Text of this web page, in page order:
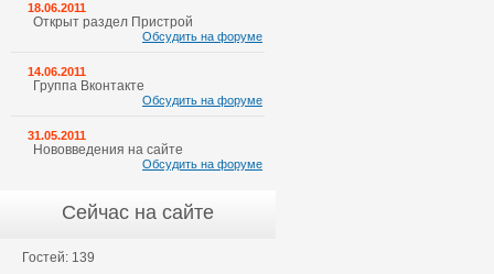
18.06.2011
Открыт раздел Пристрой
Обсудить на форуме
14.06.2011
Группа Вконтакте
Обсудить на форуме
31.05.2011
Нововведения на сайте
Обсудить на форуме
Сейчас на сайте
Гостей: 139